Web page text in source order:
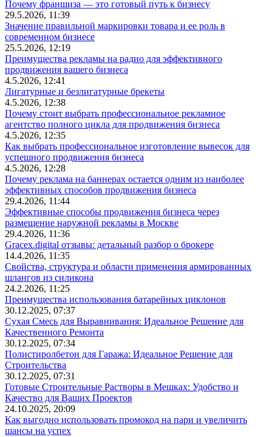
Почему франшиза — это готовый путь к бизнесу
29.5.2026, 11:39
Значение правильной маркировки товара и ее роль в
современном бизнесе
25.5.2026, 12:19
Преимущества рекламы на радио для эффективного
продвижения вашего бизнеса
4.5.2026, 12:41
Лигатурные и безлигатурные брекеты
4.5.2026, 12:38
Почему стоит выбрать профессиональное рекламное
агентство полного цикла для продвижения бизнеса
4.5.2026, 12:35
Как выбрать профессиональное изготовление вывесок для
успешного продвижения бизнеса
4.5.2026, 12:28
Почему реклама на баннерах остается одним из наиболее
эффективных способов продвижения бизнеса
29.4.2026, 11:44
Эффективные способы продвижения бизнеса через
размещение наружной рекламы в Москве
29.4.2026, 11:36
Gracex.digital отзывы: детальный разбор о брокере
14.4.2026, 11:35
Свойства, структура и области применения армированных
шлангов из силикона
24.2.2026, 11:25
Преимущества использования батарейных циклонов
30.12.2025, 07:37
Сухая Смесь для Выравнивания: Идеальное Решение для
Качественного Ремонта
30.12.2025, 07:34
Полистиролбетон для Гаража: Идеальное Решение для
Строительства
30.12.2025, 07:31
Готовые Строительные Растворы в Мешках: Удобство и
Качество для Ваших Проектов
24.10.2025, 20:09
Как выгодно использовать промокод на пари и увеличить
шансы на успех